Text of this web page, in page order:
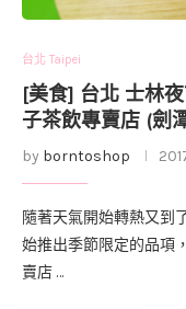
台北 Taipei
[美食] 台北 士林
子茶飲專賣店 (劍
by borntoshop
隨著天氣開始轉熱又到
始推出季節限定的品項
賣店 …